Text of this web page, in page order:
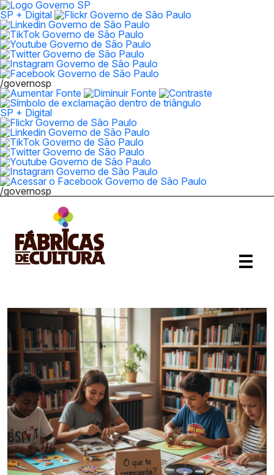
SP + Digital
/governosp
SP + Digital
/governosp